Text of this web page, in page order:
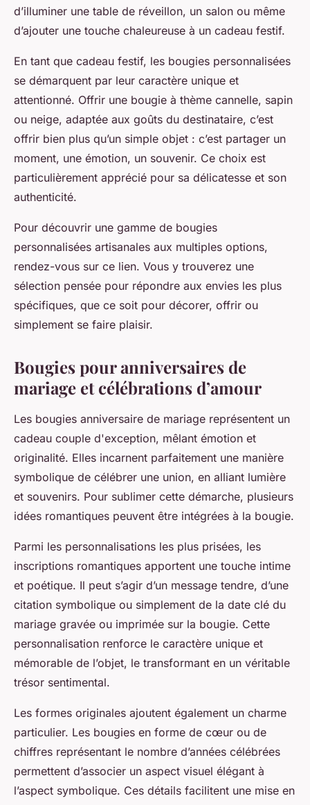
d’illuminer une table de réveillon, un salon ou même
d’ajouter une touche chaleureuse à un cadeau festif.
En tant que cadeau festif, les bougies personnalisées
se démarquent par leur caractère unique et
attentionné. Offrir une bougie à thème cannelle, sapin
ou neige, adaptée aux goûts du destinataire, c’est
offrir bien plus qu’un simple objet : c’est partager un
moment, une émotion, un souvenir. Ce choix est
particulièrement apprécié pour sa délicatesse et son
authenticité.
Pour découvrir une gamme de bougies
personnalisées artisanales aux multiples options,
rendez-vous sur ce lien. Vous y trouverez une
sélection pensée pour répondre aux envies les plus
spécifiques, que ce soit pour décorer, offrir ou
simplement se faire plaisir.
Bougies pour anniversaires de
mariage et célébrations d’amour
Les bougies anniversaire de mariage représentent un
cadeau couple d'exception, mêlant émotion et
originalité. Elles incarnent parfaitement une manière
symbolique de célébrer une union, en alliant lumière
et souvenirs. Pour sublimer cette démarche, plusieurs
idées romantiques peuvent être intégrées à la bougie.
Parmi les personnalisations les plus prisées, les
inscriptions romantiques apportent une touche intime
et poétique. Il peut s’agir d’un message tendre, d’une
citation symbolique ou simplement de la date clé du
mariage gravée ou imprimée sur la bougie. Cette
personnalisation renforce le caractère unique et
mémorable de l’objet, le transformant en un véritable
trésor sentimental.
Les formes originales ajoutent également un charme
particulier. Les bougies en forme de cœur ou de
chiffres représentant le nombre d’années célébrées
permettent d’associer un aspect visuel élégant à
l’aspect symbolique. Ces détails facilitent une mise en